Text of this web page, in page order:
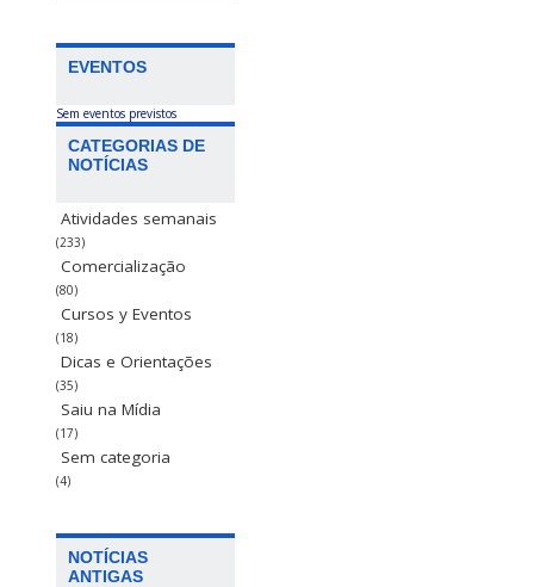
EVENTOS
Sem eventos previstos
CATEGORIAS DE
NOTÍCIAS
Atividades semanais
(233)
Comercialização
(80)
Cursos y Eventos
(18)
Dicas e Orientações
(35)
Saiu na Mídia
(17)
Sem categoria
(4)
NOTÍCIAS
ANTIGAS